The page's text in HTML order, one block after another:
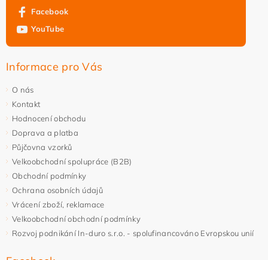
osobních údajů
Facebook
YouTube
Informace pro Vás
O nás
Kontakt
Hodnocení obchodu
Doprava a platba
Půjčovna vzorků
Velkoobchodní spolupráce (B2B)
Obchodní podmínky
Ochrana osobních údajů
Vrácení zboží, reklamace
Velkoobchodní obchodní podmínky
Rozvoj podnikání In-duro s.r.o. - spolufinancováno Evropskou unií